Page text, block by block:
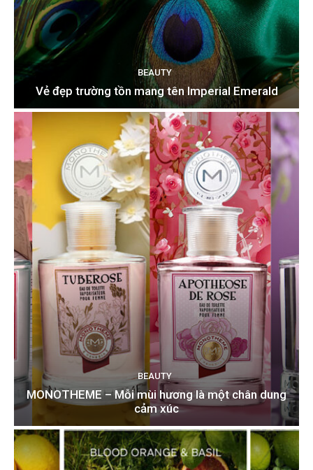
BEAUTY
Vẻ đẹp trường tồn mang tên Imperial Emerald
BEAUTY
MONOTHEME – Mỗi mùi hương là một chân dung
cảm xúc